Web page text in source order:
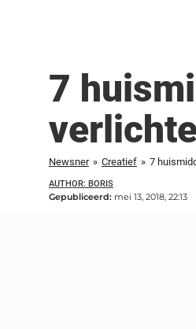
7
Newsner » Creatief » 7
AUTHOR: BORIS
Gepubliceerd: mei 13, 2018, 22:13